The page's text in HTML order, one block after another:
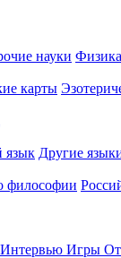
науки
карты
язык Другие
философии
Интервью Игры